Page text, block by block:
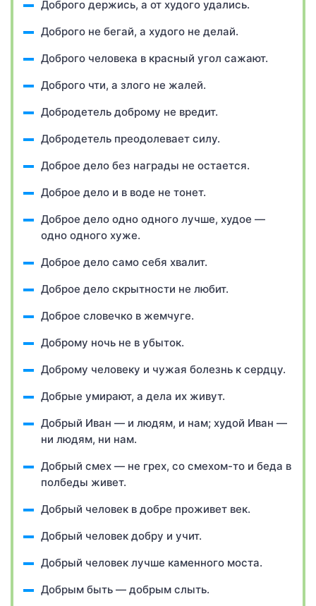
Доброго держись, а от худого удались.
Доброго не бегай, а худого не делай.
Доброго человека в красный угол сажают.
Доброго чти, а злого не жалей.
Добродетель доброму не вредит.
Добродетель преодолевает силу.
Доброе дело без награды не остается.
Доброе дело и в воде не тонет.
Доброе дело одно одного лучше, худое —
одно одного хуже.
Доброе дело само себя хвалит.
Доброе дело скрытности не любит.
Доброе словечко в жемчуге.
Доброму ночь не в убыток.
Доброму человеку и чужая болезнь к сердцу.
Добрые умирают, а дела их живут.
Добрый Иван — и людям, и нам; худой Иван —
ни людям, ни нам.
Добрый смех — не грех, со смехом-то и беда в
полбеды живет.
Добрый человек в добре проживет век.
Добрый человек добру и учит.
Добрый человек лучше каменного моста.
Добрым быть — добрым слыть.